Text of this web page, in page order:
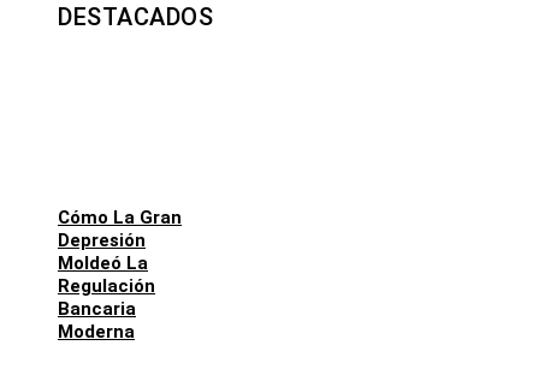
DESTACADOS
Cómo La Gran
Depresión
Moldeó La
Regulación
Bancaria
Moderna